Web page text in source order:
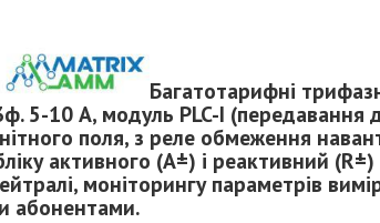
Багатотарифні
5-10 А, модуль PLC-І (передавання
поля, з реле обмеження
активного (A±) і реактивний
моніторингу параметрів
абонентами.